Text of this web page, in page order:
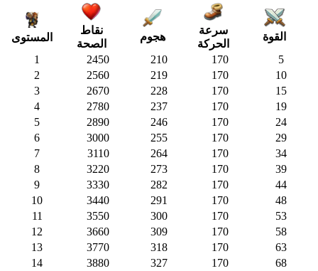
المستوى
نقاط
الصحة
هجوم
سرعة
الحركة
القوة
1
2450 210 170
5
2
2560 219 170
10
3
2670 228 170
15
4
2780 237 170
19
5
2890 246 170
24
6
3000 255 170
29
7
3110 264 170
34
8
3220 273 170
39
9
3330 282 170
44
10
3440 291 170
48
11
3550 300 170
53
12
3660 309 170
58
13
3770 318 170
63
14
3880 327 170
68